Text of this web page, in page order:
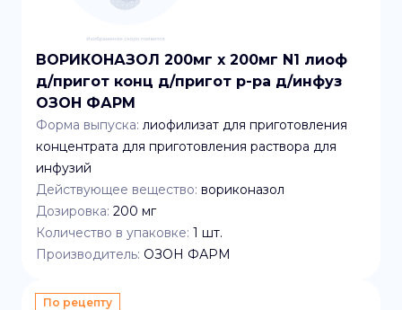
ВОРИКОНАЗОЛ 200мг x 200мг N1 лиоф
д/пригот конц д/пригот р-ра д/инфуз
ОЗОН ФАРМ
Форма выпуска: лиофилизат для приготовления
концентрата для приготовления раствора для
инфузий
Действующее вещество: вориконазол
Дозировка: 200 мг
Количество в упаковке: 1 шт.
Производитель: ОЗОН ФАРМ
По рецепту